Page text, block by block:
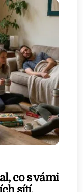
co s vámi